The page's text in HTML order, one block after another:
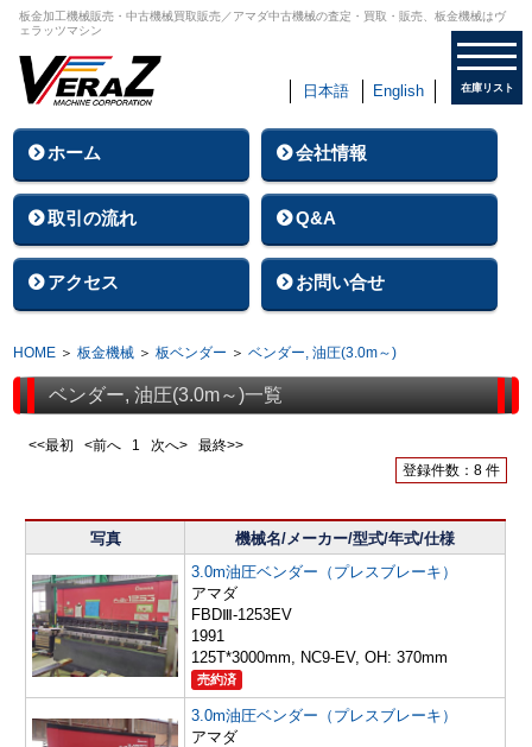
在庫リスト
板金加工機械販売・中古機械買取販売／アマダ中古機械の査定・買取・販売、板金機械はヴ
ェラッツマシン
日本語 English
ホーム 会社情報
取引の流れ Q&A
アクセス お問い合せ
HOME ＞板金機械 ＞板ベンダー ＞ベンダー, 油圧(3.0m～)
ベンダー, 油圧(3.0m～)一覧
<<最初 <前へ 1
次へ> 最終>>
登録件数：8 件
写真
機械名/メーカー/型式/年式/仕様
3.0m油圧ベンダー（プレスブレーキ）
アマダ
FBDⅢ-1253EV
1991
125T*3000mm, NC9-EV, OH: 370mm
売約済
3.0m油圧ベンダー（プレスブレーキ）
アマダ